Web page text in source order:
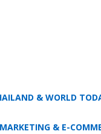
& WORLD
MARKETING & E-